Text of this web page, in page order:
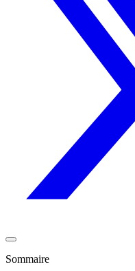
Sommaire